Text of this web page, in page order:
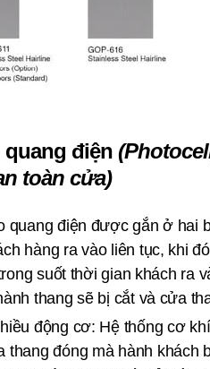
quang điện
toàn cửa)
quang điện được gắn ở hai
hàng ra vào liên tục, khi
suốt thời gian khách ra
thang sẽ bị cắt và cửa
động cơ: Hệ thống cơ
thang đóng mà hành khách